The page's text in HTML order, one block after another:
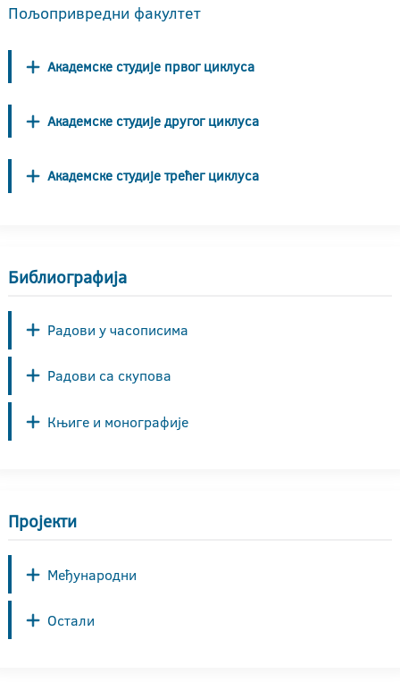
Пољопривредни факултет
Академске студије првог циклуса
Академске студије другог циклуса
Академске студије трећег циклуса
Библиографија
Радови у часописима
Радови са скупова
Књиге и монографије
Пројекти
Међународни
Остали